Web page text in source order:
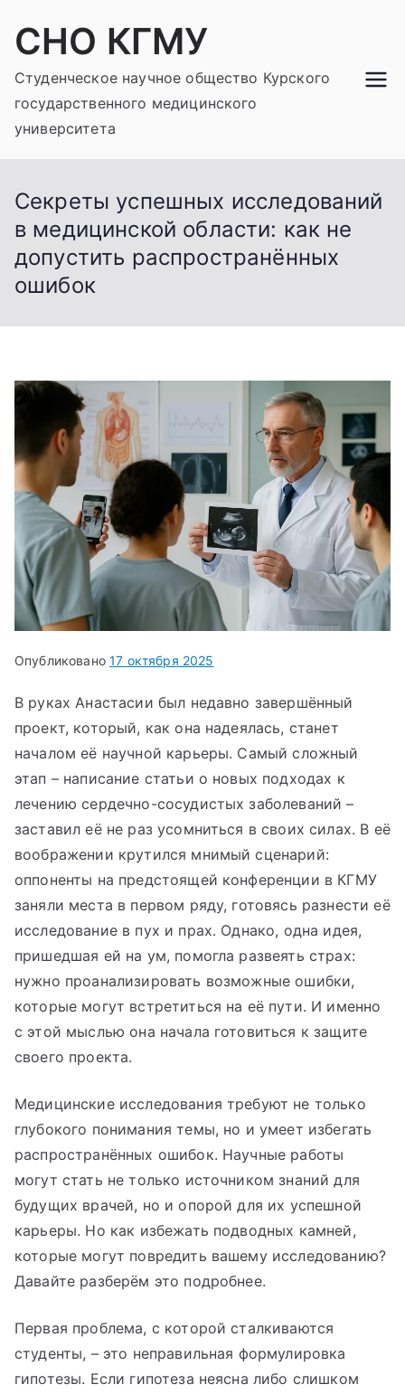
СНО КГМУ
Студенческое научное общество Курского
государственного медицинского
университета
Секреты успешных исследований
в медицинской области: как не
допустить распространённых
ошибок
Опубликовано17 октября 2025
В руках Анастасии был недавно завершённый
проект, который, как она надеялась, станет
началом её научной карьеры. Самый сложный
этап – написание статьи о новых подходах к
лечению сердечно-сосудистых заболеваний –
заставил её не раз усомниться в своих силах. В её
воображении крутился мнимый сценарий:
оппоненты на предстоящей конференции в КГМУ
заняли места в первом ряду, готовясь разнести её
исследование в пух и прах. Однако, одна идея,
пришедшая ей на ум, помогла развеять страх:
нужно проанализировать возможные ошибки,
которые могут встретиться на её пути. И именно
с этой мыслью она начала готовиться к защите
своего проекта.
Медицинские исследования требуют не только
глубокого понимания темы, но и умеет избегать
распространённых ошибок. Научные работы
могут стать не только источником знаний для
будущих врачей, но и опорой для их успешной
карьеры. Но как избежать подводных камней,
которые могут повредить вашему исследованию?
Давайте разберём это подробнее.
Первая проблема, с которой сталкиваются
студенты, – это неправильная формулировка
гипотезы. Если гипотеза неясна либо слишком